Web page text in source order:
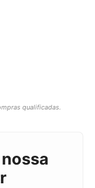
qualificadas.